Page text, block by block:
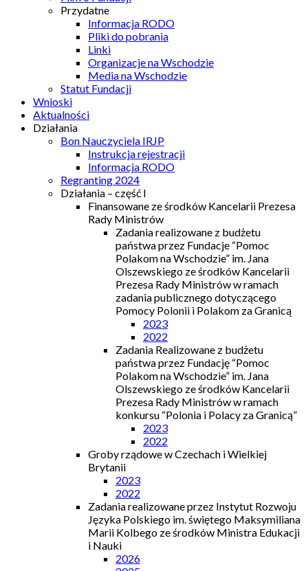
Przydatne
Informacja RODO
Pliki do pobrania
Linki
Organizacje na Wschodzie
Media na Wschodzie
Statut Fundacji
Wnioski
Aktualności
Działania
Bon Nauczyciela IRJP
Instrukcja rejestracji
Informacja RODO
Regranting 2024
Działania – część I
Finansowane ze środków Kancelarii Prezesa
Rady Ministrów
Zadania realizowane z budżetu
państwa przez Fundacje “Pomoc
Polakom na Wschodzie” im. Jana
Olszewskiego ze środków Kancelarii
Prezesa Rady Ministrów w ramach
zadania publicznego dotyczącego
Pomocy Polonii i Polakom za Granicą
2023
2022
Zadania Realizowane z budżetu
państwa przez Fundację “Pomoc
Polakom na Wschodzie” im. Jana
Olszewskiego ze środków Kancelarii
Prezesa Rady Ministrów w ramach
konkursu “Polonia i Polacy za Granicą”
2023
2022
Groby rządowe w Czechach i Wielkiej
Brytanii
2023
2022
Zadania realizowane przez Instytut Rozwoju
Języka Polskiego im. świętego Maksymiliana
Marii Kolbego ze środków Ministra Edukacji
i Nauki
2026